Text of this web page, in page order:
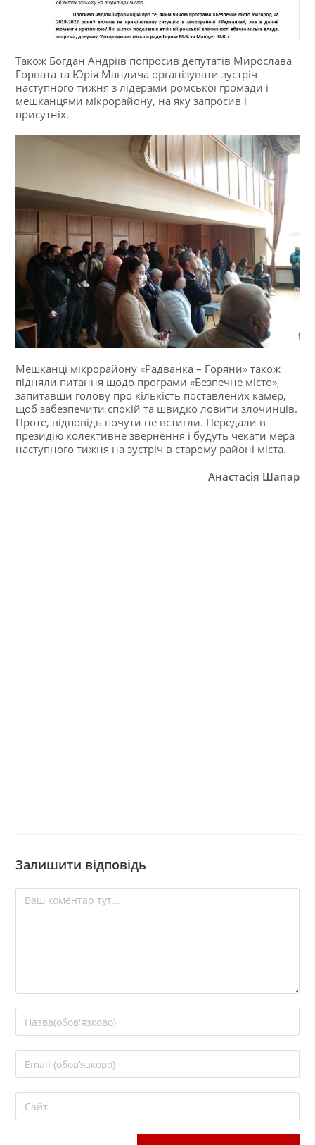
Також Богдан Андріїв попросив депутатів Мирослава
Горвата та Юрія Мандича організувати зустріч
наступного тижня з лідерами ромської громади і
мешканцями мікрорайону, на яку запросив і
присутніх.
Мешканці мікрорайону «Радванка – Горяни» також
підняли питання щодо програми «Безпечне місто»,
запитавши голову про кількість поставлених камер,
щоб забезпечити спокій та швидко ловити злочинців.
Проте, відповідь почути не встигли. Передали в
президію колективне звернення і будуть чекати мера
наступного тижня на зустріч в старому районі міста.
Анастасія Шапар
Залишити відповідь